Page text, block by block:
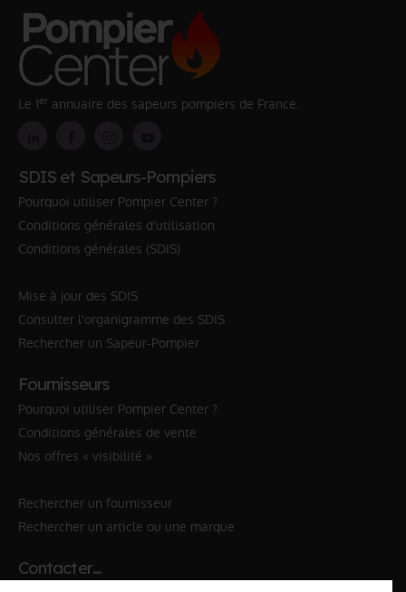
Le 1er annuaire des sapeurs pompiers de France.
SDIS et Sapeurs-Pompiers
Pourquoi utiliser Pompier Center ?
Conditions générales d'utilisation
Conditions générales (SDIS)
Mise à jour des SDIS
Consulter l'organigramme des SDIS
Rechercher un Sapeur-Pompier
Fournisseurs
Pourquoi utiliser Pompier Center ?
Conditions générales de vente
Nos offres « visibilité »
Rechercher un fournisseur
Rechercher un article ou une marque
Contacter…